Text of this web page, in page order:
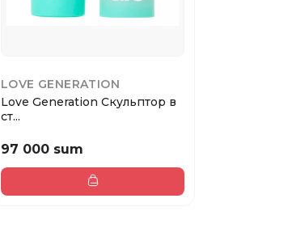
LOVE GENERATION
Love Generation Скульптор в
ст...
97 000 sum